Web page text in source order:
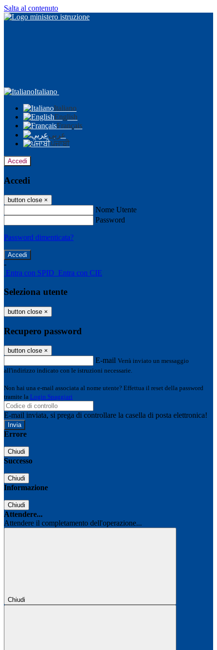
Salta al contenuto
Italiano
Italiano
English
Français
عربى
ਪੰਜਾਬੀ
Accedi
Accedi
button close ×
Nome Utente
Password
Password dimenticata?
-
Entra con SPID Entra con CIE
Seleziona utente
button close ×
Recupero password
button close ×
E-mail Verrà inviato un messaggio
all'indirizzo indicato con le istruzioni necessarie.
Non hai una e-mail associata al nome utente? Effettua il reset della password
tramite la Login Spaggiari
E-mail inviata, si prega di controllare la casella di posta elettronica!
Errore
Chiudi
Successo
Chiudi
Informazione
Chiudi
Attendere...
Attendere il completamento dell'operazione...
Chiudi